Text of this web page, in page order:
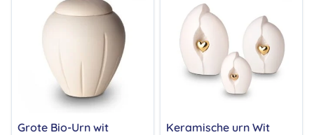
Grote Bio-Urn wit Keramische urn Wit